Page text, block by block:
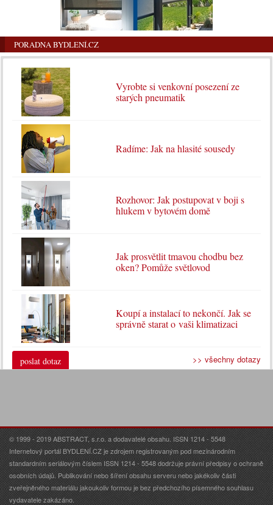
PORADNA BYDLENÍ.CZ
Vyrobte si venkovní posezení ze
starých pneumatik
Radíme: Jak na hlasité sousedy
Rozhovor: Jak postupovat v boji s
hlukem v bytovém domě
Jak prosvětlit tmavou chodbu bez
oken? Pomůže světlovod
Koupí a instalací to nekončí. Jak se
správně starat o vaši klimatizaci
poslat dotaz >> všechny dotazy
© 1999 - 2019 ABSTRACT, s.r.o. a dodavatelé obsahu. ISSN 1214 - 5548
Internetový portál BYDLENÍ.CZ je zdrojem registrovaným pod mezinárodním
standardním seriálovým číslem ISSN 1214 - 5548 dodržuje právní předpisy o ochraně
osobních údajů. Publikování nebo šíření obsahu serveru nebo jakékoliv části
zveřejněného materiálu jakoukoliv formou je bez předchozího písemného souhlasu
vydavatele zakázáno.